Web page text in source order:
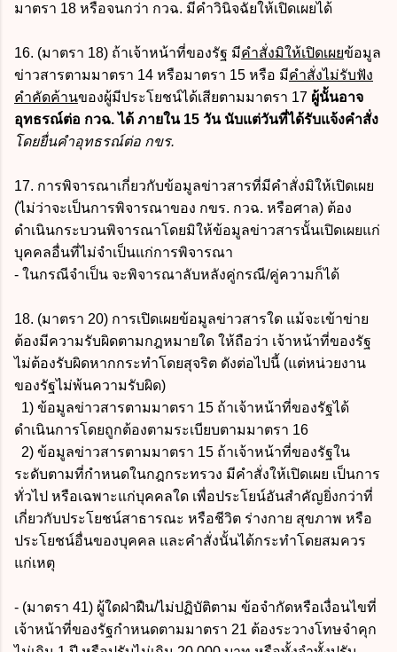
มาตรา 18 หรือจนกว่า กวฉ. มีคำวินิจฉัยให้เปิดเผยได้
16. (มาตรา 18) ถ้าเจ้าหน้าที่ของรัฐ มีคำสั่งมิให้เปิดเผยข้อมูล
ข่าวสารตามมาตรา 14 หรือมาตรา 15 หรือ มีคำสั่งไม่รับฟัง
คำคัดค้านของผู้มีประโยชน์ได้เสียตามมาตรา 17 ผู้นั้นอาจ
อุทธรณ์ต่อ กวฉ. ได้ ภายใน 15 วัน นับแต่วันที่ได้รับแจ้งคำสั่ง
โดยยื่นคำอุทธรณ์ต่อ กขร.
17. การพิจารณาเกี่ยวกับข้อมูลข่าวสารที่มีคำสั่งมิให้เปิดเผย
(ไม่ว่าจะเป็นการพิจารณาของ กขร. กวฉ. หรือศาล) ต้อง
ดำเนินกระบวนพิจารณาโดยมิให้ข้อมูลข่าวสารนั้นเปิดเผยแก่
บุคคลอื่นที่ไม่จำเป็นแก่การพิจารณา
- ในกรณีจำเป็น จะพิจารณาลับหลังคู่กรณี/คู่ความก็ได้
18. (มาตรา 20) การเปิดเผยข้อมูลข่าวสารใด แม้จะเข้าข่าย
ต้องมีความรับผิดตามกฎหมายใด ให้ถือว่า เจ้าหน้าที่ของรัฐ
ไม่ต้องรับผิดหากกระทำโดยสุจริต ดังต่อไปนี้ (แต่หน่วยงาน
ของรัฐไม่พ้นความรับผิด)
1) ข้อมูลข่าวสารตามมาตรา 15 ถ้าเจ้าหน้าที่ของรัฐได้
ดำเนินการโดยถูกต้องตามระเบียบตามมาตรา 16
2) ข้อมูลข่าวสารตามมาตรา 15 ถ้าเจ้าหน้าที่ของรัฐใน
ระดับตามที่กำหนดในกฎกระทรวง มีคำสั่งให้เปิดเผย เป็นการ
ทั่วไป หรือเฉพาะแก่บุคคลใด เพื่อประโยน์อันสำคัญยิ่งกว่าที่
เกี่ยวกับประโยชน์สาธารณะ หรือชีวิต ร่างกาย สุขภาพ หรือ
ประโยชน์อื่นของบุคคล และคำสั่งนั้นได้กระทำโดยสมควร
แก่เหตุ
- (มาตรา 41) ผู้ใดฝ่าฝืน/ไม่ปฏิบัติตาม ข้อจำกัดหรือเงื่อนไขที่
เจ้าหน้าที่ของรัฐกำหนดตามมาตรา 21 ต้องระวางโทษจำคุก